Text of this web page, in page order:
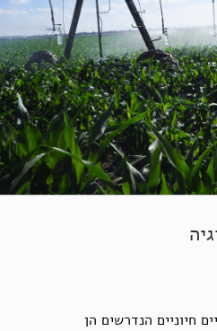
חיוניים הנדרשים הן